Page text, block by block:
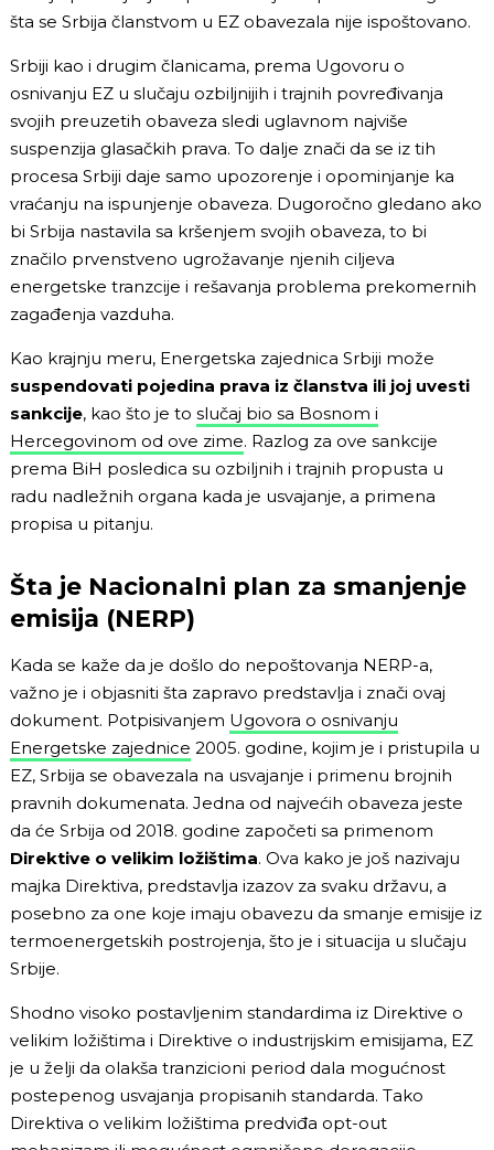
šta se Srbija članstvom u EZ obavezala nije ispoštovano.
Srbiji kao i drugim članicama, prema Ugovoru o
osnivanju EZ u slučaju ozbiljnijih i trajnih povređivanja
svojih preuzetih obaveza sledi uglavnom najviše
suspenzija glasačkih prava. To dalje znači da se iz tih
procesa Srbiji daje samo upozorenje i opominjanje ka
vraćanju na ispunjenje obaveza. Dugoročno gledano ako
bi Srbija nastavila sa kršenjem svojih obaveza, to bi
značilo prvenstveno ugrožavanje njenih ciljeva
energetske tranzcije i rešavanja problema prekomernih
zagađenja vazduha.
Kao krajnju meru, Energetska zajednica Srbiji može
suspendovati pojedina prava iz članstva ili joj uvesti
sankcije, kao što je to slučaj bio sa Bosnom i
Hercegovinom od ove zime. Razlog za ove sankcije
prema BiH posledica su ozbiljnih i trajnih propusta u
radu nadležnih organa kada je usvajanje, a primena
propisa u pitanju.
Šta je Nacionalni plan za smanjenje
emisija (NERP)
Kada se kaže da je došlo do nepoštovanja NERP-a,
važno je i objasniti šta zapravo predstavlja i znači ovaj
dokument. Potpisivanjem Ugovora o osnivanju
Energetske zajednice 2005. godine, kojim je i pristupila u
EZ, Srbija se obavezala na usvajanje i primenu brojnih
pravnih dokumenata. Jedna od najvećih obaveza jeste
da će Srbija od 2018. godine započeti sa primenom
Direktive o velikim ložištima. Ova kako je još nazivaju
majka Direktiva, predstavlja izazov za svaku državu, a
posebno za one koje imaju obavezu da smanje emisije iz
termoenergetskih postrojenja, što je i situacija u slučaju
Srbije.
Shodno visoko postavljenim standardima iz Direktive o
velikim ložištima i Direktive o industrijskim emisijama, EZ
je u želji da olakša tranzicioni period dala mogućnost
postepenog usvajanja propisanih standarda. Tako
Direktiva o velikim ložištima predviđa opt-out